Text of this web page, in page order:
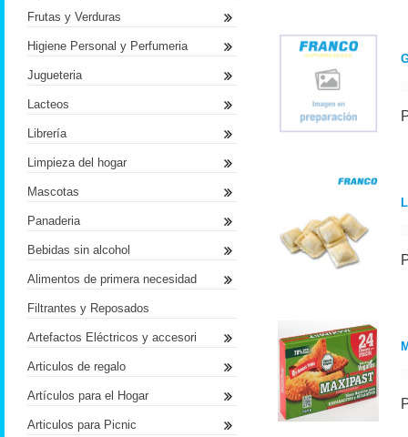
Frutas y Verduras
Higiene Personal y Perfumeria
Jugueteria
Lacteos
Librería
Limpieza del hogar
Mascotas
Panaderia
Bebidas sin alcohol
Alimentos de primera necesidad
Filtrantes y Reposados
Artefactos Eléctricos y accesori
Articulos de regalo
Artículos para el Hogar
Articulos para Picnic